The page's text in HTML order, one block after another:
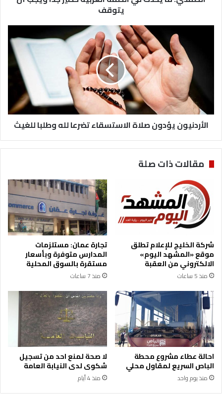
يتوقف
الاستسقاء
الأردنيون يؤدون صلاة الاستسقاء تضرعا لله وطلبا للغيث
مقالات ذات صلة
شركة الخليج للإعلام تطلق
موقع «المشهد اليوم»
الالكتروني من العقبة
منذ 5 ساعات
تجارة عمان: مستلزمات
المدارس متوفرة وبأسعار
مستقرة بالسوق المحلية
منذ 7 ساعات
احالة عطاء مشروع محطة
الباص السريع لمقاول محلي
منذ يوم واحد
لا صحة لمنع احد من تسجيل
شكوى لدى النيابة العامة
منذ 4 أيام